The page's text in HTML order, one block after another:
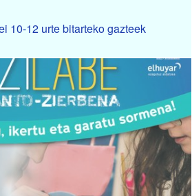
10-12 urte bitarteko gazteek